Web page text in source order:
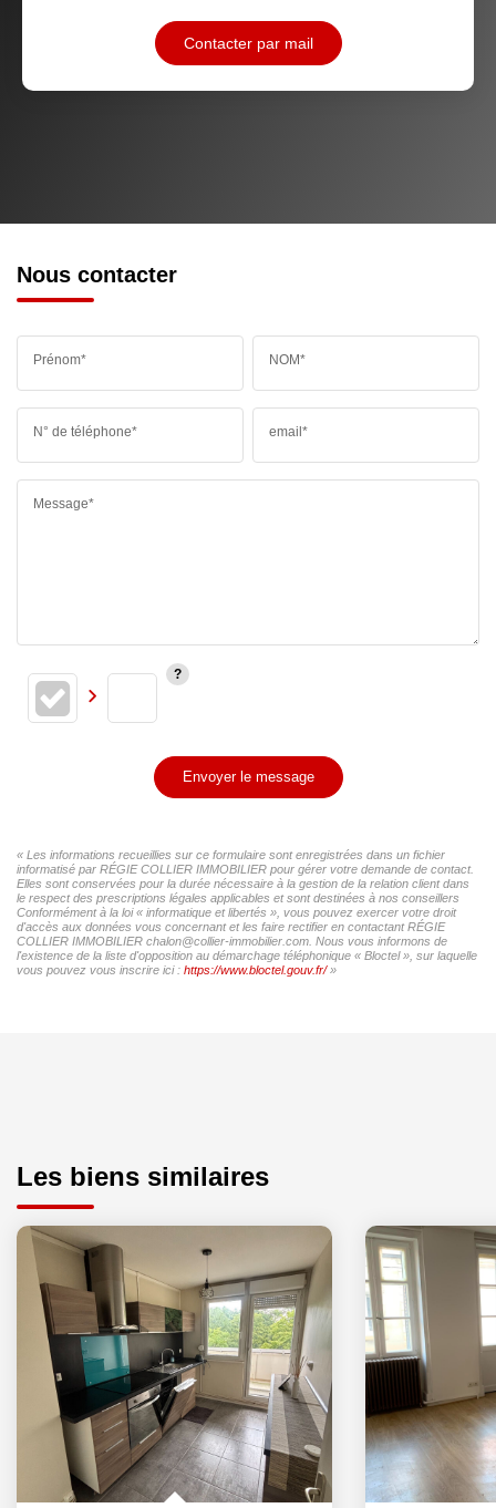
Contacter par mail
Nous contacter
Prénom* NOM*
N° de téléphone* email*
Message*
Envoyer le message
« Les informations recueillies sur ce formulaire sont enregistrées dans un fichier
informatisé par RÉGIE COLLIER IMMOBILIER pour gérer votre demande de contact.
Elles sont conservées pour la durée nécessaire à la gestion de la relation client dans
le respect des prescriptions légales applicables et sont destinées à nos conseillers
Conformément à la loi « informatique et libertés », vous pouvez exercer votre droit
d'accès aux données vous concernant et les faire rectifier en contactant RÉGIE
COLLIER IMMOBILIER chalon@collier-immobilier.com. Nous vous informons de
l'existence de la liste d'opposition au démarchage téléphonique « Bloctel », sur laquelle
vous pouvez vous inscrire ici : https://www.bloctel.gouv.fr/»
Les biens similaires